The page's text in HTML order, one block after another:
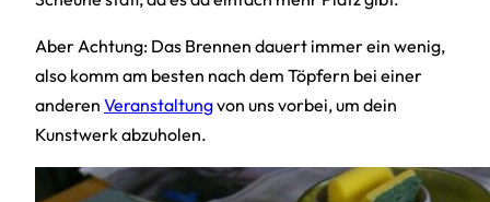
Aber Achtung: Das Brennen dauert immer ein wenig,
also komm am besten nach dem Töpfern bei einer
anderen Veranstaltungvon uns vorbei, um dein
Kunstwerk abzuholen.